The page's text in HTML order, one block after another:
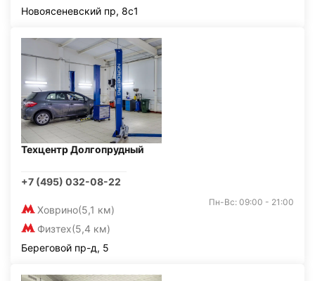
Новоясеневский пр, 8с1
Техцентр Долгопрудный
+7 (495) 032-08-22
Ховрино(5,1 км)
Физтех(5,4 км)
Пн-Вс: 09:00 - 21:00
Береговой пр-д, 5